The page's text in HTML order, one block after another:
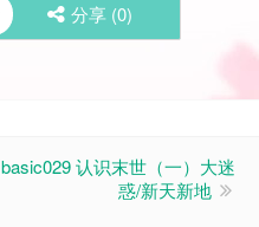
分享 (0)
basic029 认识末世（一）大迷
惑/新天新地